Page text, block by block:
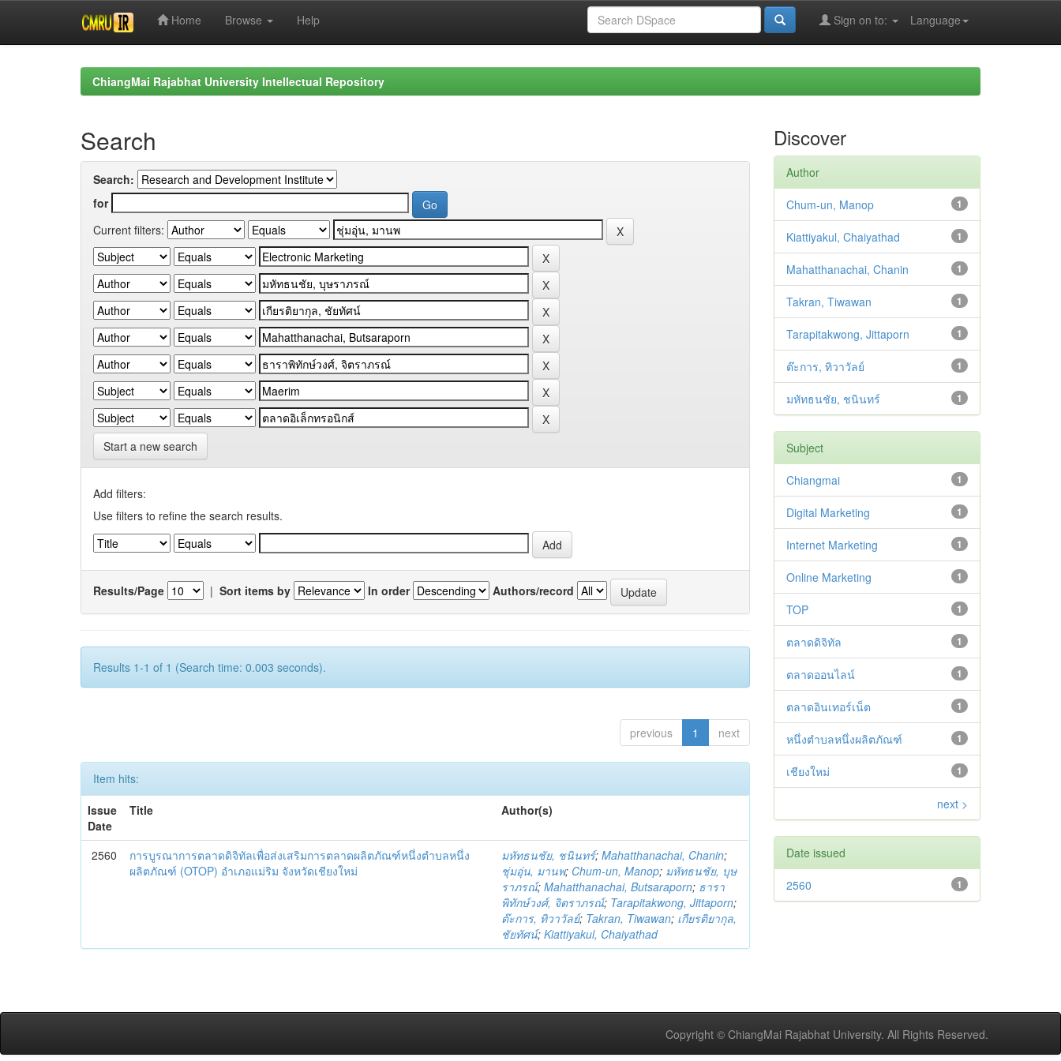
Home Browse Help Language
Sign on to:
ChiangMai Rajabhat University Intellectual Repository
Search
Search:
for
Current filters:
Start a new search
Add filters:
Use filters to refine the search results.
Results/Page | Sort items by In order Authors/record
Results 1-1 of 1 (Search time: 0.003 seconds).
previous 1 next
Item hits:
Issue
Date
Title Author(s)
2560
การบูรณาการตลาดดิจิทัลเพื่อส่งเสริมการตลาดผลิตภัณฑ์หนึ่งตำบลหนึ่ง
ผลิตภัณฑ์ (OTOP) อำเภอแม่ริม จังหวัดเชียงใหม่
มหัทธนชัย, ชนินทร์;Mahatthanachai, Chanin;
ชุ่มอุ่น, มานพ; Chum-un, Manop; มหัทธนชัย, บุษ
ราภรณ์;Mahatthanachai, Butsaraporn; ธารา
พิทักษ์วงศ์, จิตราภรณ์; Tarapitakwong, Jittaporn;
ต๊ะการ, ทิวาวัลย์; Takran, Tiwawan; เกียรติยากุล,
ชัยทัศน์;Kiattiyakul, Chaiyathad
Discover
Author
1
Chum-un, Manop
1
Kiattiyakul, Chaiyathad
1
Mahatthanachai, Chanin
1
Takran, Tiwawan
1
Tarapitakwong, Jittaporn
1
ต๊ะการ, ทิวาวัลย์
1
มหัทธนชัย, ชนินทร์
Subject
1
Chiangmai
1
Digital Marketing
1
Internet Marketing
1
Online Marketing
1
TOP
1
ตลาดดิจิทัล
1
ตลาดออนไลน์
1
ตลาดอินเทอร์เน็ต
1
หนึ่งตำบลหนึ่งผลิตภัณฑ์
1
เชียงใหม่
next >
Date issued
1
2560
Copyright © ChiangMai Rajabhat University. All Rights Reserved.